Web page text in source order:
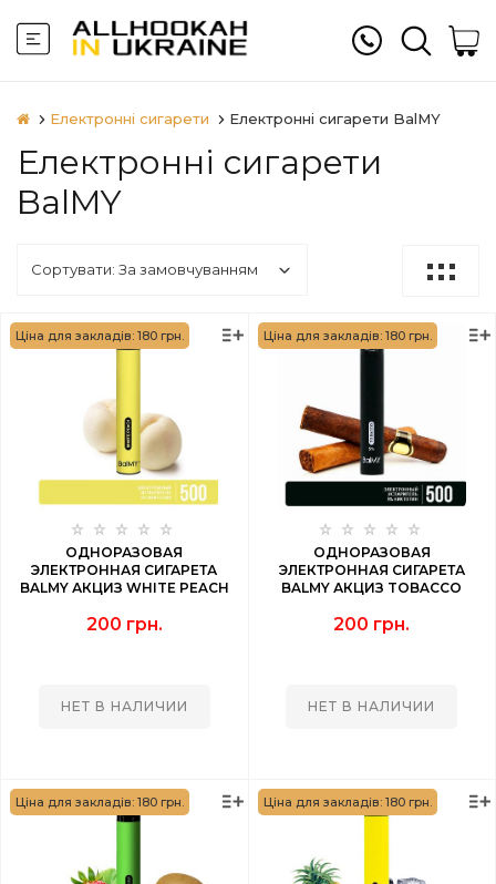
Електронні сигарети Електронні сигарети BalMY
Електронні сигарети
BalMY
Ціна для закладів: 180 грн.
ОДНОРАЗОВАЯ
ЭЛЕКТРОННАЯ СИГАРЕТА
BALMY АКЦИЗ WHITE PEACH
200 грн.
НЕТ В НАЛИЧИИ
Ціна для закладів: 180 грн.
ОДНОРАЗОВАЯ
ЭЛЕКТРОННАЯ СИГАРЕТА
BALMY АКЦИЗ TOBACCO
200 грн.
НЕТ В НАЛИЧИИ
Ціна для закладів: 180 грн. Ціна для закладів: 180 грн.